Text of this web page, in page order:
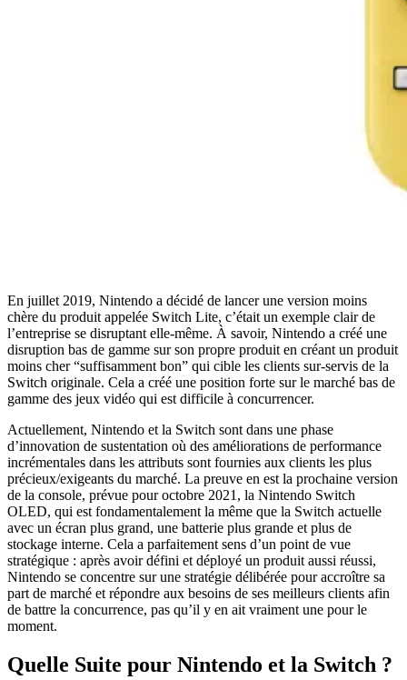
En juillet 2019, Nintendo a décidé de lancer une version moins
chère du produit appelée Switch Lite, c’était un exemple clair de
l’entreprise se disruptant elle-même. À savoir, Nintendo a créé une
disruption bas de gamme sur son propre produit en créant un produit
moins cher “suffisamment bon” qui cible les clients sur-servis de la
Switch originale. Cela a créé une position forte sur le marché bas de
gamme des jeux vidéo qui est difficile à concurrencer.
Actuellement, Nintendo et la Switch sont dans une phase
d’innovation de sustentation où des améliorations de performance
incrémentales dans les attributs sont fournies aux clients les plus
précieux/exigeants du marché. La preuve en est la prochaine version
de la console, prévue pour octobre 2021, la Nintendo Switch
OLED, qui est fondamentalement la même que la Switch actuelle
avec un écran plus grand, une batterie plus grande et plus de
stockage interne. Cela a parfaitement sens d’un point de vue
stratégique : après avoir défini et déployé un produit aussi réussi,
Nintendo se concentre sur une stratégie délibérée pour accroître sa
part de marché et répondre aux besoins de ses meilleurs clients afin
de battre la concurrence, pas qu’il y en ait vraiment une pour le
moment.
Quelle Suite pour Nintendo et la Switch ?